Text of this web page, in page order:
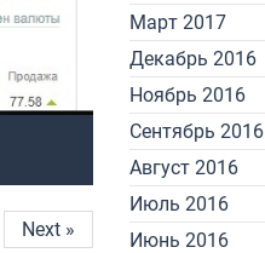
Next »
Март 2017
Декабрь 2016
Ноябрь 2016
Сентябрь 2016
Август 2016
Июль 2016
Июнь 2016